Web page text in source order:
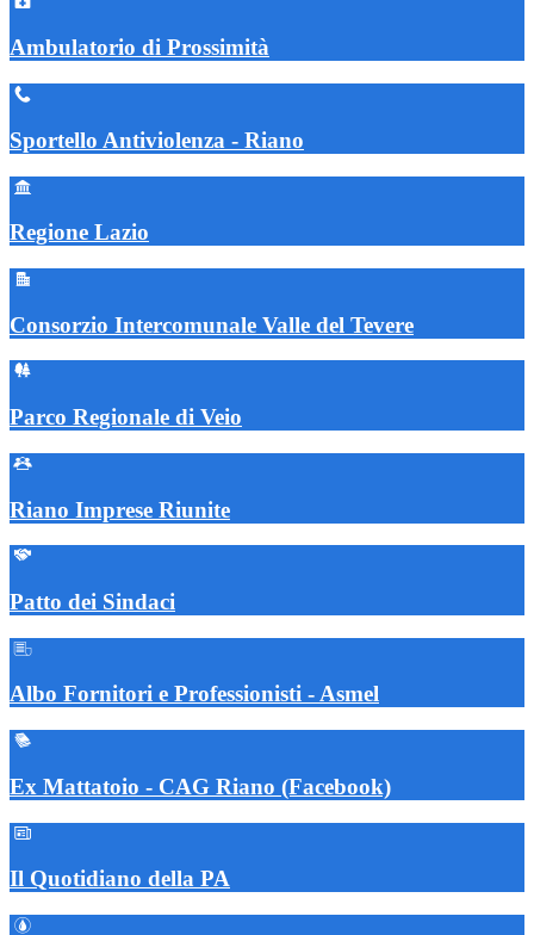
Ambulatorio di Prossimità
Sportello Antiviolenza - Riano
Regione Lazio
Consorzio Intercomunale Valle del Tevere
Parco Regionale di Veio
Riano Imprese Riunite
Patto dei Sindaci
Albo Fornitori e Professionisti - Asmel
Ex Mattatoio - CAG Riano (Facebook)
Il Quotidiano della PA